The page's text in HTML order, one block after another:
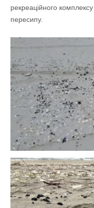
рекреаційного
пересипу.